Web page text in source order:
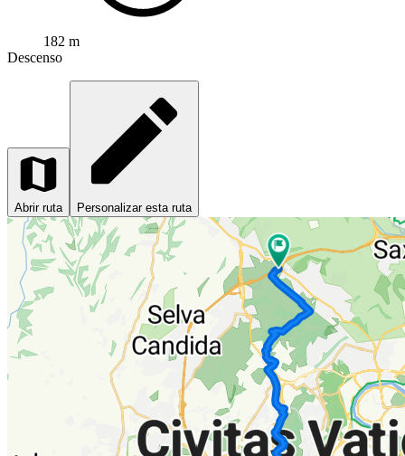
182 m
Descenso
Abrir ruta Personalizar esta ruta